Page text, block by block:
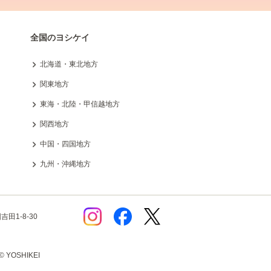
全国のヨシケイ
北海道・東北地方
関東地方
東海・北陸・甲信越地方
関西地方
中国・四国地方
九州・沖縄地方
田1-8-30
YOSHIKEI